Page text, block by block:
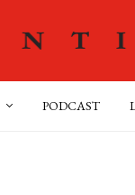
PODCAST